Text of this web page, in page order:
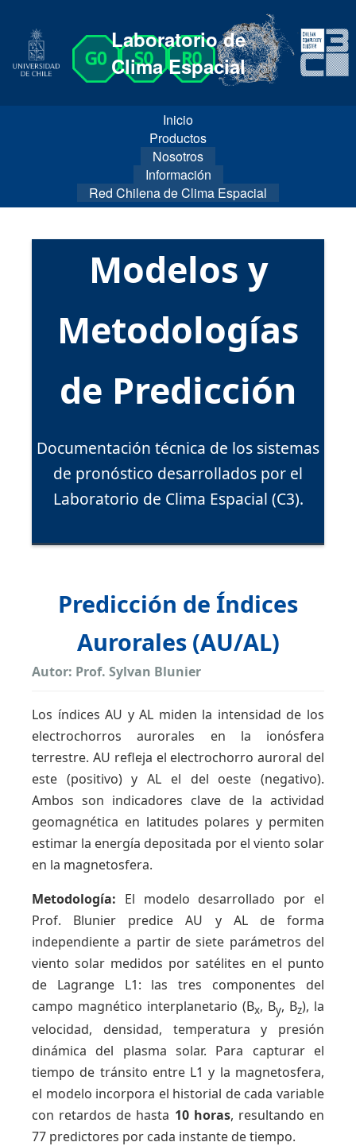
Laboratorio de
Clima Espacial
Inicio
Productos
Nosotros
Información
Red Chilena de Clima Espacial
Modelos y
Metodologías
de Predicción
Documentación técnica de los sistemas
de pronóstico desarrollados por el
Laboratorio de Clima Espacial (C3).
Predicción de Índices
Aurorales (AU/AL)
Autor: Prof. Sylvan Blunier
Los índices AU y AL miden la intensidad de los
electrochorros aurorales en la ionósfera
terrestre. AU refleja el electrochorro auroral del
este (positivo) y AL el del oeste (negativo).
Ambos son indicadores clave de la actividad
geomagnética en latitudes polares y permiten
estimar la energía depositada por el viento solar
en la magnetosfera.
Metodología: El modelo desarrollado por el
Prof. Blunier predice AU y AL de forma
independiente a partir de siete parámetros del
viento solar medidos por satélites en el punto
de Lagrange L1: las tres componentes del
campo magnético interplanetario (Bx, By, Bz), la
velocidad, densidad, temperatura y presión
dinámica del plasma solar. Para capturar el
tiempo de tránsito entre L1 y la magnetosfera,
el modelo incorpora el historial de cada variable
con retardos de hasta 10 horas, resultando en
77 predictores por cada instante de tiempo.